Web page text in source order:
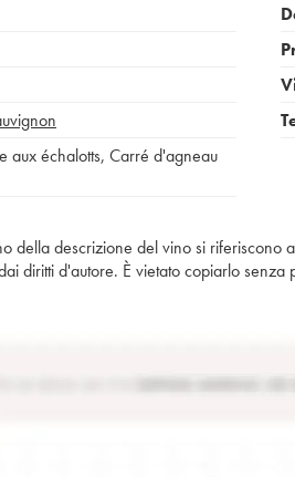
aux échalotts, Carré d'agneau
della descrizione del vino si
diritti d'autore. È vietato copiarlo